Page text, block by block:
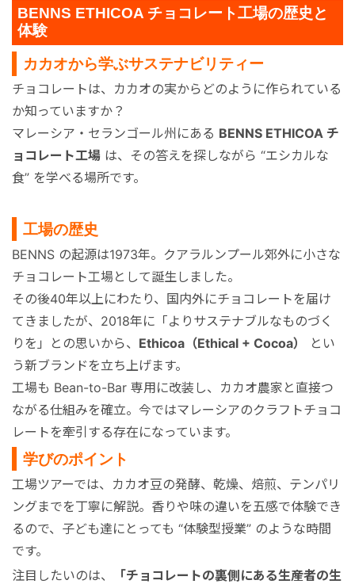
BENNS ETHICOA チョコレート工場の歴史と
体験
カカオから学ぶサステナビリティー
チョコレートは、カカオの実からどのように作られている
か知っていますか？
マレーシア・セランゴール州にある BENNS ETHICOA チ
ョコレート工場 は、その答えを探しながら “エシカルな
食” を学べる場所です。
工場の歴史
BENNS の起源は1973年。クアラルンプール郊外に小さな
チョコレート工場として誕生しました。
その後40年以上にわたり、国内外にチョコレートを届け
てきましたが、2018年に「よりサステナブルなものづく
りを」との思いから、 Ethicoa（Ethical + Cocoa）
とい
う新ブランドを立ち上げます。
工場も Bean-to-Bar 専用に改装し、カカオ農家と直接つ
ながる仕組みを確立。今ではマレーシアのクラフトチョコ
レートを牽引する存在になっています。
学びのポイント
工場ツアーでは、カカオ豆の発酵、乾燥、焙煎、テンパリ
ングまでを丁寧に解説。香りや味の違いを五感で体験でき
るので、子ども達にとっても “体験型授業” のような時間
です。
注目したいのは、
「チョコレートの裏側にある生産者の生
ーシア国外
パッケージ
なプロモーション
送迎
ャーター
サポート
ガポール
ボジア